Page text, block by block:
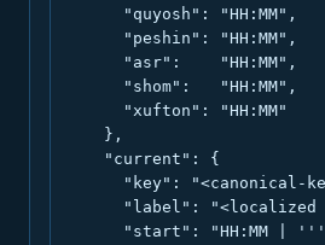
      "quyosh": "HH:MM",
      "peshin": "HH:MM",
      "asr":    "HH:MM",
      "shom":   "HH:MM",
      "xufton": "HH:MM"
    },
    "current": {
"key": "<canonical-
"label": "<localized
"start": "HH:MM |